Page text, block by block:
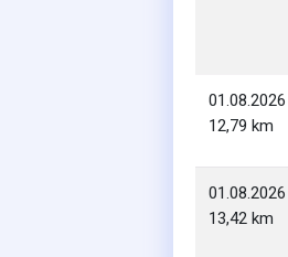
01.08.2026
12,79 km
01.08.2026
13,42 km